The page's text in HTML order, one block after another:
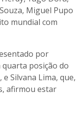
Miguel Pupo
mundial com
por
posição do
Silvana Lima, que,
afirmou estar